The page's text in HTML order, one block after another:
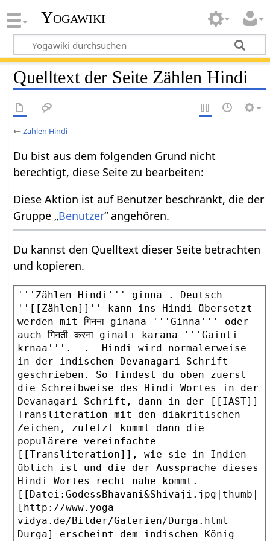
Yogawiki
Quelltext der Seite Zählen Hindi
←Zählen Hindi
Du bist aus dem folgenden Grund nicht
berechtigt, diese Seite zu bearbeiten:
Diese Aktion ist auf Benutzer beschränkt, die der
Gruppe „Benutzer“ angehören.
Du kannst den Quelltext dieser Seite betrachten
und kopieren.